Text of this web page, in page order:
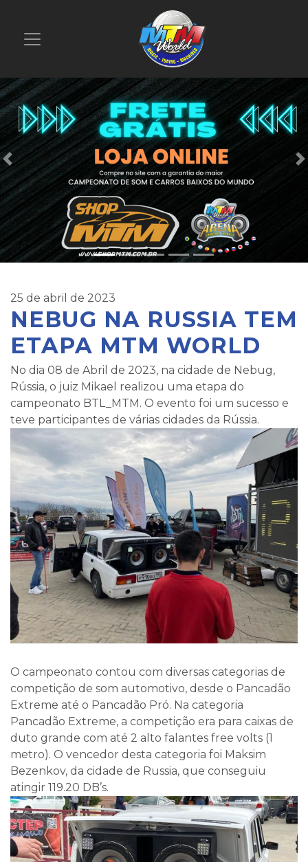
Previous
25 de abril de 2023
NEBUG NA RUSSIA TEM
ETAPA MTM WORLD
No dia 08 de Abril de 2023, na cidade de Nebug,
Rússia, o juiz Mikael realizou uma etapa do
campeonato BTL_MTM. O evento foi um sucesso e
teve participantes de várias cidades da Rússia.
O campeonato contou com diversas categorias de
competição de som automotivo, desde o Pancadão
Extreme até o Pancadão Pró. Na categoria
Pancadão Extreme, a competição era para caixas de
duto grande com até 2 alto falantes free volts (1
metro). O vencedor desta categoria foi Maksim
Bezenkov, da cidade de Russia, que conseguiu
atingir 119.20 DB’s.